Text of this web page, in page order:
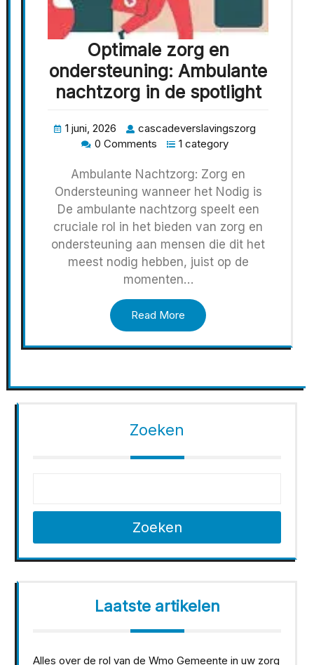
Optimale zorg en
ondersteuning: Ambulante
nachtzorg in de spotlight
1 juni, 2026
cascadeverslavingszorg
0 Comments
1 category
Ambulante Nachtzorg: Zorg en
Ondersteuning wanneer het Nodig is
De ambulante nachtzorg speelt een
cruciale rol in het bieden van zorg en
ondersteuning aan mensen die dit het
meest nodig hebben, juist op de
momenten…
Read More
Zoeken
Zoeken
Laatste artikelen
Alles over de rol van de Wmo Gemeente in uw zorg